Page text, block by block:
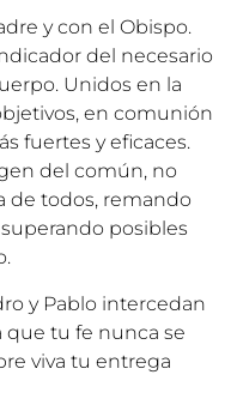
y con el Obispo.
del necesario
Unidos en la
en comunión
fuertes y eficaces.
del común, no
de todos, remando
posibles
y Pablo intercedan
que tu fe nunca se
viva tu entrega